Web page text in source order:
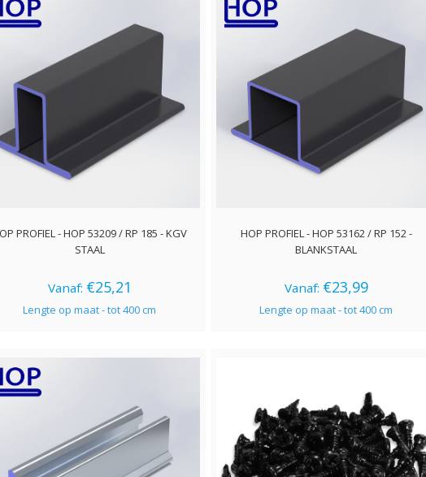
PROFIEL - HOP 53209 / RP 185 - KGV
STAAL
Vanaf: €25,21
Lengte op maat - tot 400 cm
HOP PROFIEL - HOP 53162 / RP 152 -
BLANKSTAAL
Vanaf: €23,99
Lengte op maat - tot 400 cm